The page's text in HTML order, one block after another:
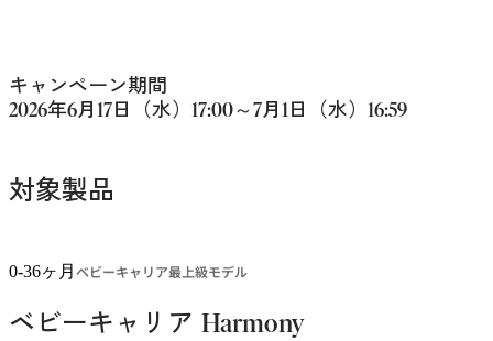
キャンペーン期間
2026年6月17日（水）17:00～7月1日（水）16:59
対象製品
0-36ヶ月 ベビーキャリア最上級モデル
ベビーキャリア Harmony